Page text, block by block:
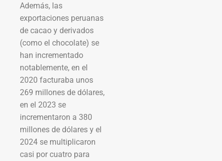
Además, las
exportaciones peruanas
de cacao y derivados
(como el chocolate) se
han incrementado
notablemente, en el
2020 facturaba unos
269 millones de dólares,
en el 2023 se
incrementaron a 380
millones de dólares y el
2024 se multiplicaron
casi por cuatro para